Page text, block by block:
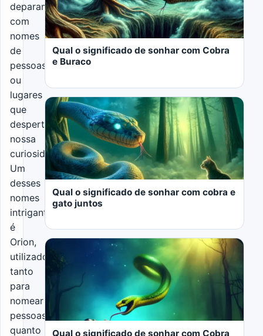
deparamos
com
nomes
de
pessoas
ou
lugares
que
despertam
nossa
curiosidade?
Um
desses
nomes
intrigantes
é
Orion,
utilizado
tanto
para
nomear
pessoas
quanto
Qual o significado de sonhar com Cobra
e Buraco
LER MAIS
Qual o significado de sonhar com cobra e
gato juntos
Qual o significado de sonhar com Cobra